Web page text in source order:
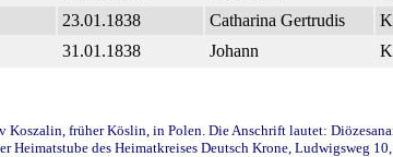
23.01.1838 Catharina Gertrudis
31.01.1838 Johann
früher Köslin, in Polen. Die Anschrift lautet:
des Heimatkreises Deutsch Krone, Ludwigsweg